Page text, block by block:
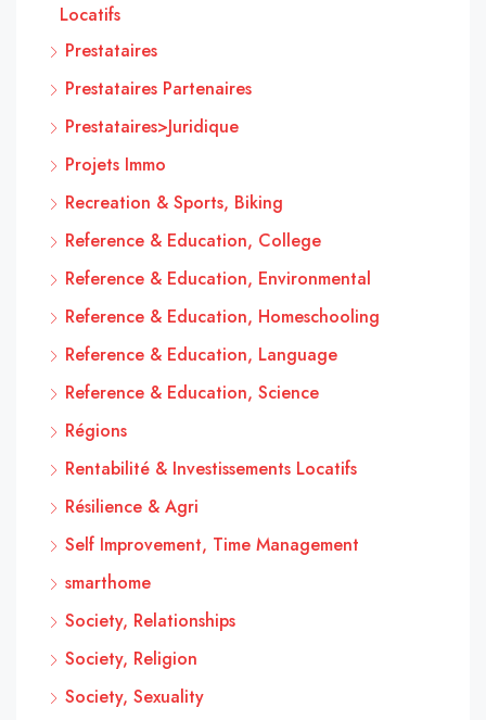
Locatifs
Prestataires
Prestataires Partenaires
Prestataires>Juridique
Projets Immo
Recreation & Sports, Biking
Reference & Education, College
Reference & Education, Environmental
Reference & Education, Homeschooling
Reference & Education, Language
Reference & Education, Science
Régions
Rentabilité & Investissements Locatifs
Résilience & Agri
Self Improvement, Time Management
smarthome
Society, Relationships
Society, Religion
Society, Sexuality